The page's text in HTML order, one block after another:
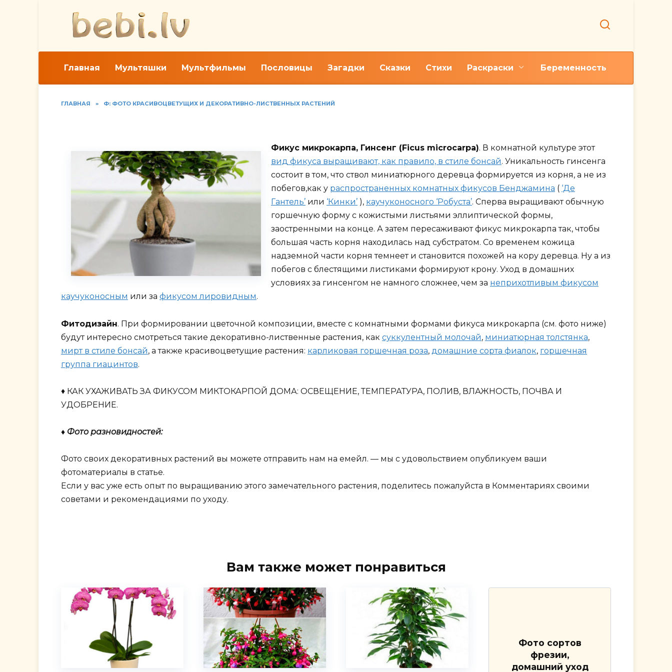
Главная Мультяшки Мультфильмы Пословицы Загадки Сказки Стихи Раскраски Беременность
ГЛАВНАЯ » Ф: ФОТО КРАСИВОЦВЕТУЩИХ И ДЕКОРАТИВНО-ЛИСТВЕННЫХ РАСТЕНИЙ
Фикус микрокарпа, Гинсенг (Ficus microcarpa). В комнатной культуре этот
вид фикуса выращивают, как правило, в стиле бонсай. Уникальность гинсенга
состоит в том, что ствол миниатюрного деревца формируется из корня, а не из
побегов,как у распространенных комнатных фикусов Бенджамина ( ‘Де
Гантель’ или ‘Кинки’ ), каучуконосного ‘Робуста’. Сперва выращивают обычную
горшечную форму с кожистыми листьями эллиптической формы,
заостренными на конце. А затем пересаживают фикус микрокарпа так, чтобы
большая часть корня находилась над субстратом. Со временем кожица
надземной части корня темнеет и становится похожей на кору деревца. Ну а из
побегов с блестящими листиками формируют крону. Уход в домашних
условиях за гинсенгом не намного сложнее, чем за неприхотливым фикусом
каучуконосным или за фикусом лировидным.
Фитодизайн. При формировании цветочной композиции, вместе с комнатными формами фикуса микрокарпа (см. фото ниже)
будут интересно смотреться такие декоративно-лиственные растения, как суккулентный молочай, миниатюрная толстянка,
мирт в стиле бонсай, а также красивоцветущие растения: карликовая горшечная роза, домашние сорта фиалок, горшечная
группа гиацинтов.
♦ КАК УХАЖИВАТЬ ЗА ФИКУСОМ МИКТОКАРПОЙ ДОМА: ОСВЕЩЕНИЕ, ТЕМПЕРАТУРА, ПОЛИВ, ВЛАЖНОСТЬ, ПОЧВА И
УДОБРЕНИЕ.
♦ Фото разновидностей:
Фото своих декоративных растений вы можете отправить нам на емейл. — мы с удовольствием опубликуем ваши
фотоматериалы в статье.
Если у вас уже есть опыт по выращиванию этого замечательного растения, поделитесь пожалуйста в Комментариях своими
советами и рекомендациями по уходу.
Вам также может понравиться
Фото сортов
фрезии,
домашний уход